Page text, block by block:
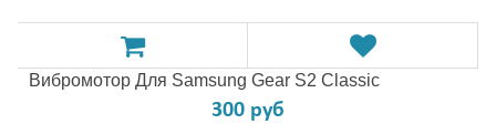
Вибромотор Для Samsung Gear S2 Classic
300 руб